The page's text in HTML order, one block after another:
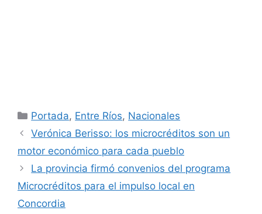
Categorías
Portada, Entre Ríos, Nacionales
Verónica Berisso: los microcréditos son un
motor económico para cada pueblo
La provincia firmó convenios del programa
Microcréditos para el impulso local en
Concordia